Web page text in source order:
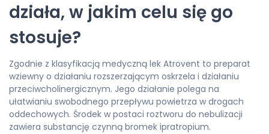
działa, w jakim celu się go
stosuje?
Zgodnie z klasyfikacją medyczną lek Atrovent to preparat
wziewny o działaniu rozszerzającym oskrzela i działaniu
przeciwcholinergicznym. Jego działanie polega na
ułatwianiu swobodnego przepływu powietrza w drogach
oddechowych. Środek w postaci roztworu do nebulizacji
zawiera substancję czynną bromek ipratropium.